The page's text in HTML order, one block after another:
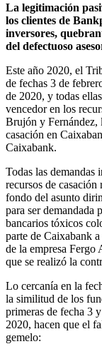
La legitimación
los clientes de
inversores,
del defectuoso
Este año 2020, el
de fechas 3 de
de 2020, y todas
vencedor en los
Brujón y Fernández,
casación en
Caixabank.
Todas las demandas
recursos de
fondo del asunto
para ser demandada
bancarios tóxicos
parte de Caixabank
de la empresa Fergo
que se realizó la
Lo cercanía en la
la similitud de los
primeras de fecha 3
2020, hacen que el
gemelo: